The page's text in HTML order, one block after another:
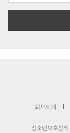
회사소개
청소년보호정책